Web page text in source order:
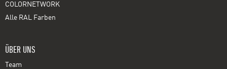
COLORNETWORK
Alle RAL Farben
ÜBER UNS
Team